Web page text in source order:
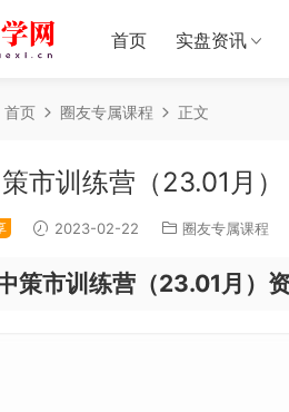
首页 实盘资讯
首页 圈友专属课程 正文
市训练营（23.01月）
2023-02-22 圈友专属课程
策市训练营（23.01月）